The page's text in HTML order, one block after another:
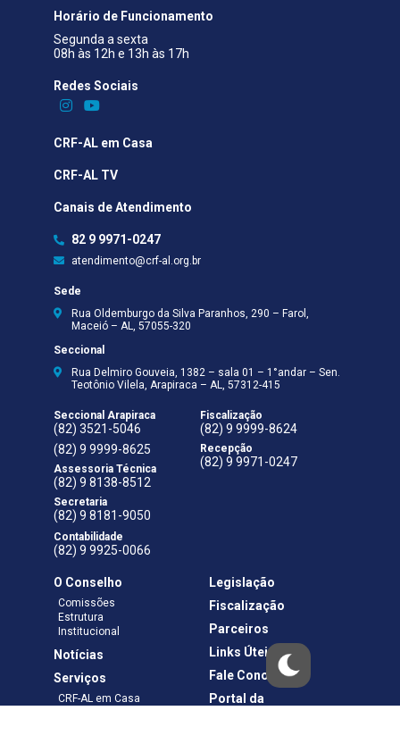
Horário de Funcionamento
Segunda a sexta
08h às 12h e 13h às 17h
Redes Sociais​
CRF-AL em Casa
CRF-AL TV
Canais de Atendimento
82 9 9971-0247
atendimento@crf-al.org.br
Sede
Rua Oldemburgo da Silva Paranhos, 290 – Farol,
Maceió – AL, 57055-320
Seccional
Rua Delmiro Gouveia, 1382 – sala 01 – 1°andar – Sen.
Teotônio Vilela, Arapiraca – AL, 57312-415
Seccional Arapiraca
(82) 3521-5046
(82) 9 9999-8625
Assessoria Técnica
(82) 9 8138-8512
Secretaria
(82) 9 8181-9050
Contabilidade
(82) 9 9925-0066
Fiscalização
(82) 9 9999-8624
Recepção
(82) 9 9971-0247
O Conselho
Comissões
Estrutura
Institucional
Notícias
Serviços
CRF-AL em Casa
Legislação
Fiscalização
Parceiros
Links Úteis
Fale Conosco
Portal da